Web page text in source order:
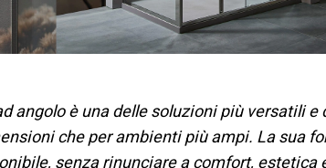
angolo è una delle soluzioni più versatili
che per ambienti più ampi. La sua
senza rinunciare a comfort, estetica